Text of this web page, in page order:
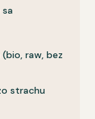
raw, bez
strachu